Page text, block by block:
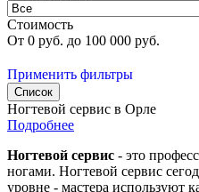
Стоимость
От 0 руб. до 100 000 руб.
Применить фильтры
Список
Ногтевой сервис в Орле
Подробнее
Ногтевой сервис - это
ногами. Ногтевой сервис
уровне - мастера используют